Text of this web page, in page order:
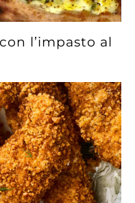
l’impasto al